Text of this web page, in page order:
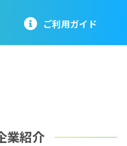
ご利⽤ガイド
業紹介